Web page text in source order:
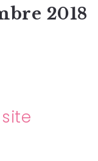
2018